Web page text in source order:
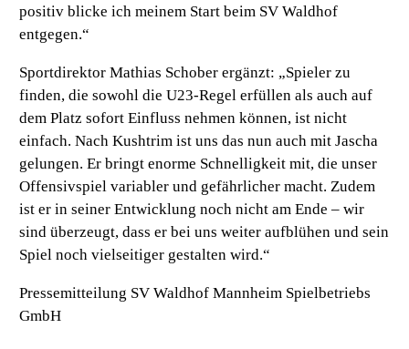
positiv blicke ich meinem Start beim SV Waldhof
entgegen.“
Sportdirektor Mathias Schober ergänzt: „Spieler zu
finden, die sowohl die U23-Regel erfüllen als auch auf
dem Platz sofort Einfluss nehmen können, ist nicht
einfach. Nach Kushtrim ist uns das nun auch mit Jascha
gelungen. Er bringt enorme Schnelligkeit mit, die unser
Offensivspiel variabler und gefährlicher macht. Zudem
ist er in seiner Entwicklung noch nicht am Ende – wir
sind überzeugt, dass er bei uns weiter aufblühen und sein
Spiel noch vielseitiger gestalten wird.“
Pressemitteilung SV Waldhof Mannheim Spielbetriebs
GmbH